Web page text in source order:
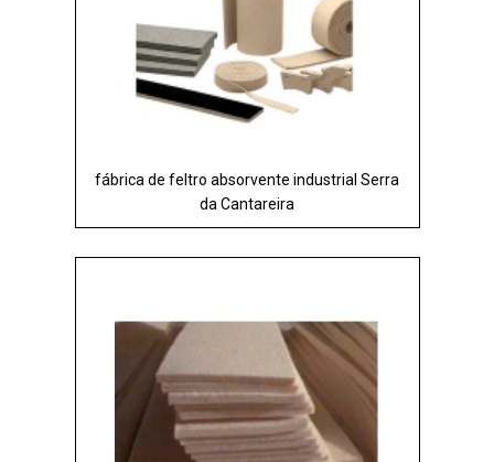
fábrica de feltro absorvente industrial Serra
da Cantareira